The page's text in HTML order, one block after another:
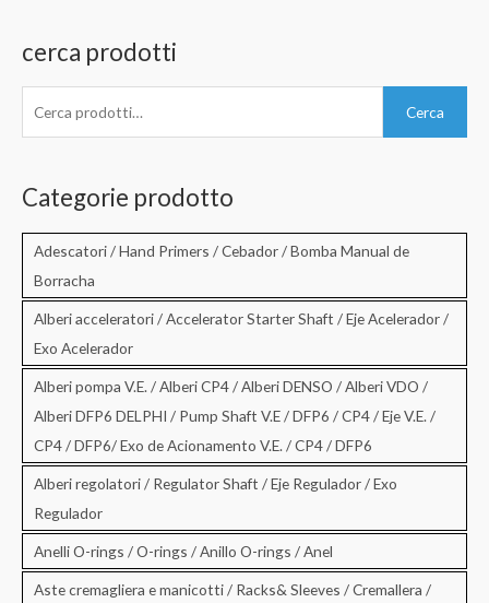
cerca prodotti
c
Cerca
Categorie prodotto
Adescatori / Hand Primers / Cebador / Bomba Manual de
Borracha
Alberi acceleratori / Accelerator Starter Shaft / Eje Acelerador /
Exo Acelerador
Alberi pompa V.E. / Alberi CP4 / Alberi DENSO / Alberi VDO /
Alberi DFP6 DELPHI / Pump Shaft V.E / DFP6 / CP4 / Eje V.E. /
CP4 / DFP6/ Exo de Acionamento V.E. / CP4 / DFP6
Alberi regolatori / Regulator Shaft / Eje Regulador / Exo
Regulador
Anelli O-rings / O-rings / Anillo O-rings / Anel
Aste cremagliera e manicotti / Racks& Sleeves / Cremallera /